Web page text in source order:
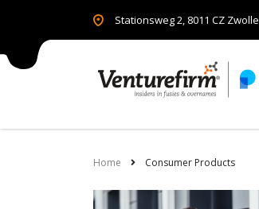
Stationsweg 2, 8011 CZ Zwolle
Home Consumer Products